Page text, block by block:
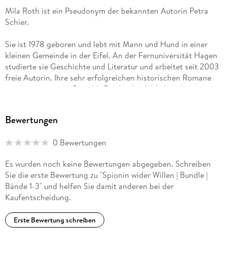
Mila Roth ist ein Pseudonym der bekannten Autorin Petra
Schier.
Sie ist 1978 geboren und lebt mit Mann und Hund in einer
kleinen Gemeinde in der Eifel. An der Fernuniversität Hagen
studierte sie Geschichte und Literatur und arbeitet seit 2003
freie Autorin. Ihre sehr erfolgreichen historischen Romane
erscheinen u. a. im Rowohlt Taschenbuch Verlag, ihre
verschiedene erfolgreiche Buchserien.
Bewertungen
0 Bewertungen
Es wurden noch keine Bewertungen abgegeben. Schreiben
Sie die erste Bewertung zu "Spionin wider Willen | Bundle |
Bände 1-3" und helfen Sie damit anderen bei der
Kaufentscheidung.
Erste Bewertung schreiben